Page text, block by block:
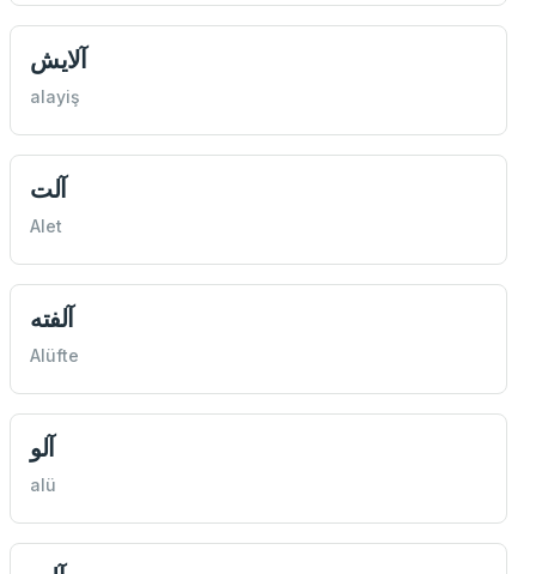
آلايش
alayiş
آلت
Alet
آلفته
Alüfte
آلو
alü